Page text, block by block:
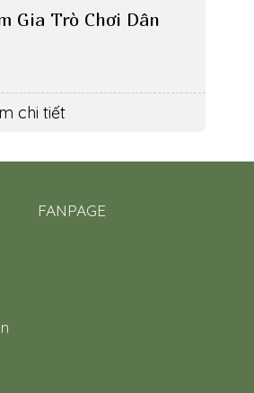
Gia Trò Chơi Dân
chi tiết
FANPAGE